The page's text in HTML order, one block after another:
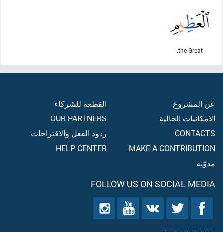
the Great.
عن المشروع
الامكانيات الحالية
CONTACTS
MAKE A CONTRIBUTION
مدوّنه
القطعة للشركاء
OUR PARTNERS
ردود الفعل والاقتراحات
HELP CENTER
FOLLOW US ON SOCIAL MEDIA